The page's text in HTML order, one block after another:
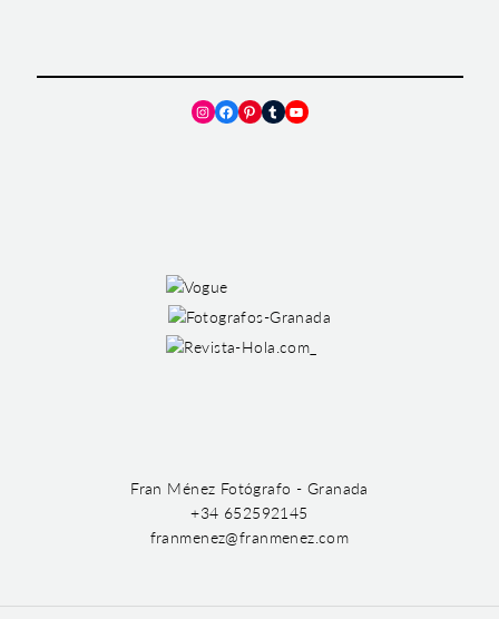
Instagram
Facebook
Pinterest
TumblrYouTube
Fran Ménez Fotógrafo - Granada
+34 652592145
franmenez@franmenez.com